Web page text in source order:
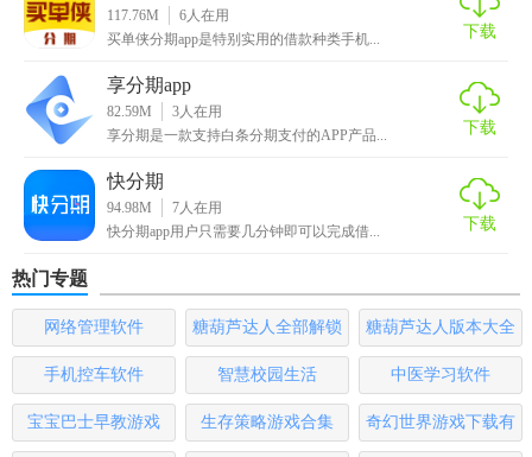
1、纯线上的机器审核，最快三分钟即可为你放款到账;
2、简单的贷款操作，无担保无抵押，随时可以在线申请;
3、贷款额度非常灵活，额度最高可达二十万，你可以任意选
4、透明化的贷款流程，使用手机就可以轻松贷款，借款便捷
实用;
5、超低的借贷利息，多样化的分期还款，让你还款无压力。
【来分期借款操作流程】
下载这款APP，安装软件，打开使用;
使用电话号码进行注册登录;
117.76M 6人在用
买单侠分期app是特别实用的借款种类手机...
下载
享分期app
82.59M 3人在用
享分期是一款支持白条分期支付的APP产品...
下载
快分期
94.98M 7人在用
快分期app用户只需要几分钟即可以完成借...
下载
热门专题
网络管理软件
糖葫芦达人全部解锁
版
糖葫芦达人版本大全
手机控车软件 智慧校园生活 中医学习软件
宝宝巴士早教游戏 生存策略游戏合集
奇幻世界游戏下载有